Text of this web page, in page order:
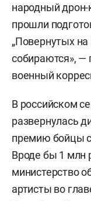
народный дрон-
прошли
„Повернутых на
собираются», —
военный
В российском
развернулась
премию бойцы
Вроде бы 1 млн
министерство
артисты во